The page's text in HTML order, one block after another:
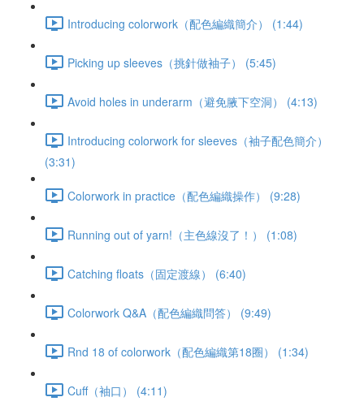
Introducing colorwork（配色編織簡介） (1:44)
Picking up sleeves（挑針做袖子） (5:45)
Avoid holes in underarm（避免腋下空洞） (4:13)
Introducing colorwork for sleeves（袖子配色簡介）
(3:31)
Colorwork in practice（配色編織操作） (9:28)
Running out of yarn!（主色線沒了！） (1:08)
Catching floats（固定渡線） (6:40)
Colorwork Q&A（配色編織問答） (9:49)
Rnd 18 of colorwork（配色編織第18圈） (1:34)
Cuff（袖口） (4:11)